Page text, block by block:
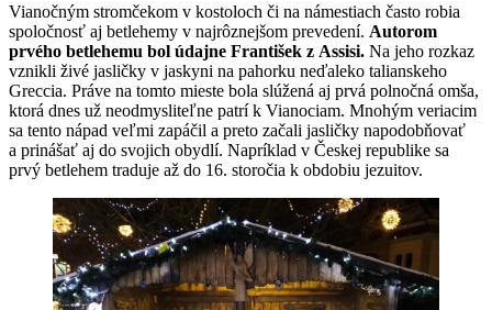
Vianočným stromčekom v kostoloch či na námestiach často robia
spoločnosť aj betlehemy v najrôznejšom prevedení. Autorom
prvého betlehemu bol údajne František z Assisi. Na jeho rozkaz
vznikli živé jasličky v jaskyni na pahorku neďaleko talianskeho
Greccia. Práve na tomto mieste bola slúžená aj prvá polnočná omša,
ktorá dnes už neodmysliteľne patrí k Vianociam. Mnohým veriacim
sa tento nápad veľmi zapáčil a preto začali jasličky napodobňovať
a prinášať aj do svojich obydlí. Napríklad v Českej republike sa
prvý betlehem traduje až do 16. storočia k obdobiu jezuitov.